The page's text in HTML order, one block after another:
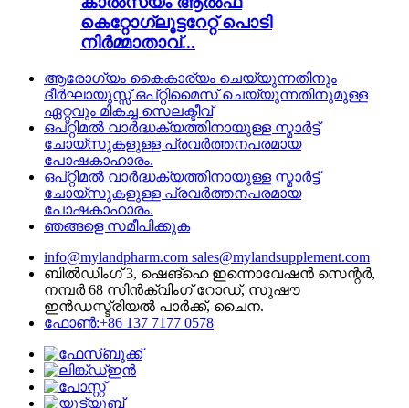
കെറ്റോഗ്ലൂട്ടറേറ്റ് പൊടി
നിർമ്മാതാവ്...
ആരോഗ്യം കൈകാര്യം ചെയ്യുന്നതിനും
ദീർഘായുസ്സ് ഒപ്റ്റിമൈസ് ചെയ്യുന്നതിനുമുള്ള
ഏറ്റവും മികച്ച സെലക്ടീവ്
ഒപ്റ്റിമൽ വാർദ്ധക്യത്തിനായുള്ള സ്മാർട്ട്
ചോയ്‌സുകളുള്ള പ്രവർത്തനപരമായ
പോഷകാഹാരം.
ഒപ്റ്റിമൽ വാർദ്ധക്യത്തിനായുള്ള സ്മാർട്ട്
ചോയ്‌സുകളുള്ള പ്രവർത്തനപരമായ
പോഷകാഹാരം.
ഞങ്ങളെ സമീപിക്കുക
info@mylandpharm.com sales@mylandsupplement.com
ബിൽഡിംഗ് 3, ഷെങ്‌ഹെ ഇന്നൊവേഷൻ സെന്റർ,
നമ്പർ 68 സിൻക്വിംഗ് റോഡ്, സുഷൗ
ഇൻഡസ്ട്രിയൽ പാർക്ക്, ചൈന.
ഫോൺ:+86 137 7177 0578